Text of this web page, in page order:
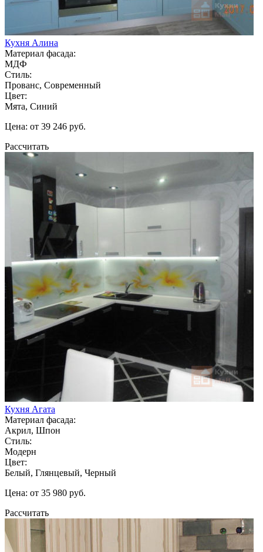
Кухня Алина
Материал фасада:
МДФ
Стиль:
Прованс, Современный
Цвет:
Мята, Синий
Цена: от 39 246 руб.
Рассчитать
Кухня Агата
Материал фасада:
Акрил, Шпон
Стиль:
Модерн
Цвет:
Белый, Глянцевый, Черный
Цена: от 35 980 руб.
Рассчитать